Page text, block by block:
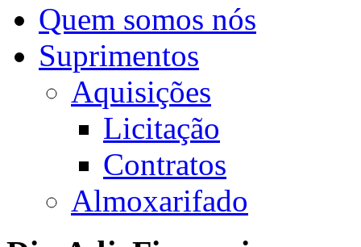
Quem somos nós
Suprimentos
Aquisições
Licitação
Contratos
Almoxarifado